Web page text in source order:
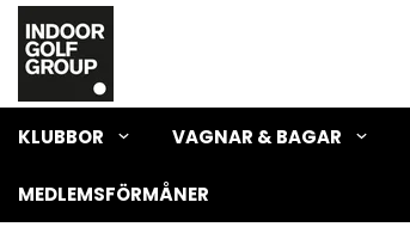
KLUBBOR VAGNAR & BAGAR
MEDLEMSFÖRMÅNER